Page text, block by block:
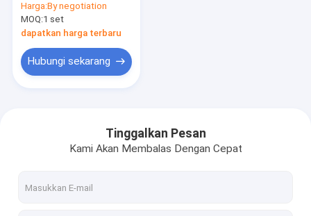
Tertiup
Harga:By negotiation
MOQ:1 set
dapatkan harga terbaru
Hubungi sekarang
Tinggalkan Pesan
Kami Akan Membalas Dengan Cepat